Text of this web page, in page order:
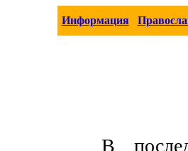
Информация
В